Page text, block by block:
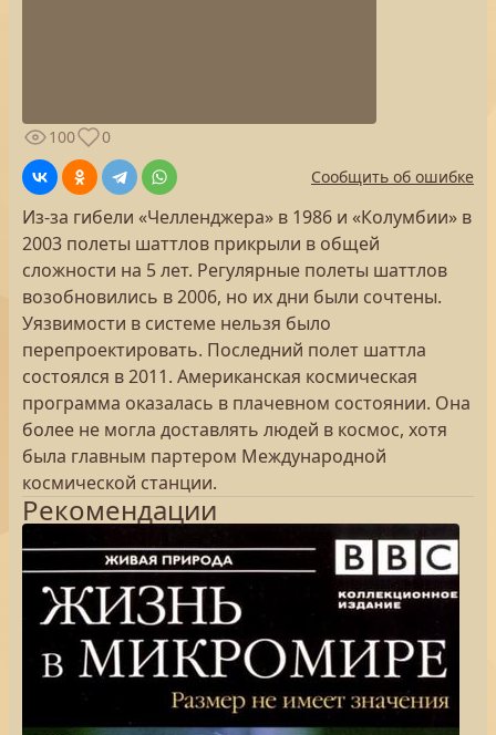
100
0
Сообщить об ошибке
Из-за гибели «Челленджера» в 1986 и «Колумбии» в
2003 полеты шаттлов прикрыли в общей
сложности на 5 лет. Регулярные полеты шаттлов
возобновились в 2006, но их дни были сочтены.
Уязвимости в системе нельзя было
перепроектировать. Последний полет шаттла
состоялся в 2011. Американская космическая
программа оказалась в плачевном состоянии. Она
более не могла доставлять людей в космос, хотя
была главным партером Международной
космической станции.
Рекомендации